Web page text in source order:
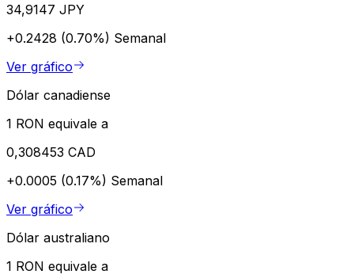
34,9147 JPY
+0.2428 (0.70%) Semanal
Ver gráfico
Dólar canadiense
1 RON equivale a
0,308453 CAD
+0.0005 (0.17%) Semanal
Ver gráfico
Dólar australiano
1 RON equivale a